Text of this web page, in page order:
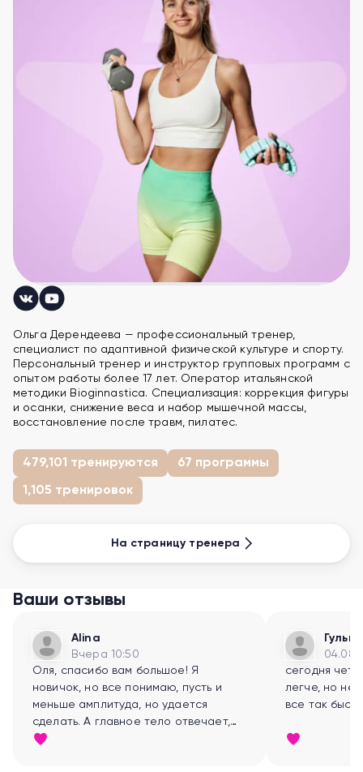
Ольга Дерендеева — профессиональный тренер,
специалист по адаптивной физической культуре и спорту.
Персональный тренер и инструктор групповых программ с
опытом работы более 17 лет. Оператор итальянской
методики Bioginnastica. Специализация: коррекция фигуры
и осанки, снижение веса и набор мышечной массы,
восстановление после травм, пилатес.
479,101 тренируются 67 программы
1,105 тренировок
На страницу тренера
Ваши отзывы
Alina
Вчера 10:50
Оля, спасибо вам большое! Я
новичок, но все понимаю, пусть и
меньше амплитуда, но удается
сделать. А главное тело отвечает,
оно есть!!!!
сегодня
легче, но не
все так